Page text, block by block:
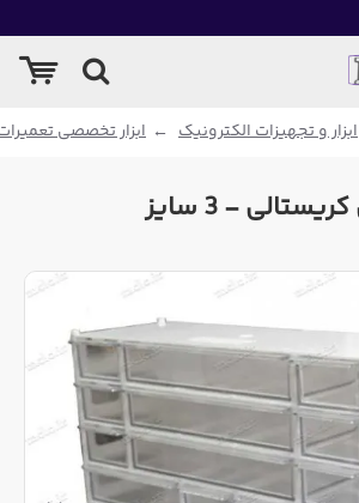
ابزار و تجهیزات الکترونیک ابزار تخصصی